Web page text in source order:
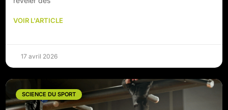
VOIR L'ARTICLE
17 avril 2026
SCIENCE DU SPORT